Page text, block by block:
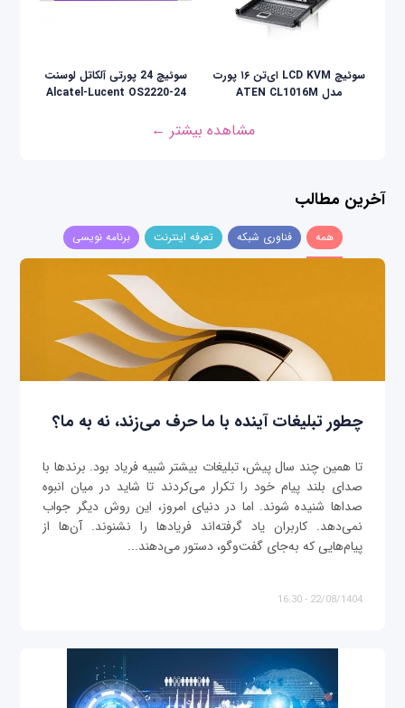
سوئيچ LCD KVM ای‌تن ۱۶ پورت
مدل ATEN CL1016M
سوئیچ 24 پورتی آلکاتل لوسنت
Alcatel-Lucent OS2220-24
مشاهده بیشتر ←
آخرین مطالب
همه فناوری شبکه تعرفه اینترنت برنامه نویسی
چطور تبلیغات آینده با ما حرف می‌زند، نه به ما؟
تا همین چند سال پیش، تبلیغات بیشتر شبیه فریاد بود. برندها با
صدای بلند پیام خود را تکرار می‌کردند تا شاید در میان انبوه
صداها شنیده شوند. اما در دنیای امروز، این روش دیگر جواب
نمی‌دهد. کاربران یاد گرفته‌اند فریادها را نشنوند. آن‌ها از
پیام‌هایی که به‌جای گفت‌وگو، دستور می‌دهند...
22/08/1404 - 16:30